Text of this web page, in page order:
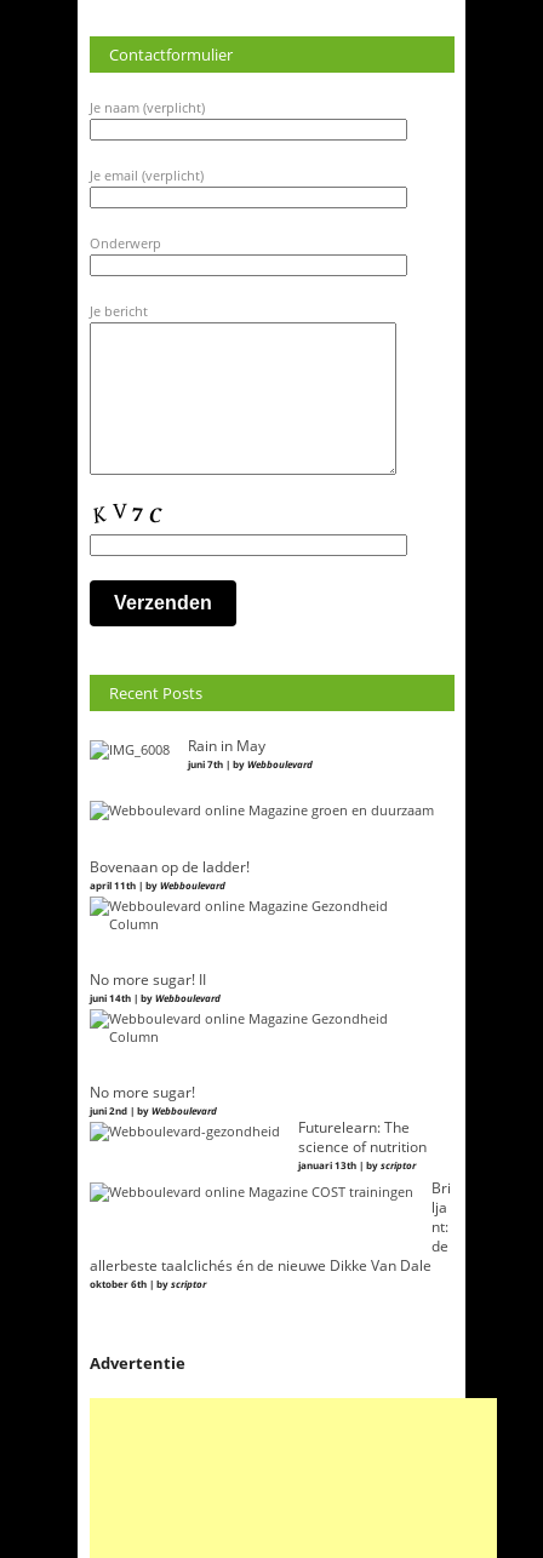
Contactformulier
Je naam (verplicht)
Je email (verplicht)
Onderwerp
Je bericht
Recent Posts
Rain in May
juni 7th | byWebboulevard
Bovenaan op de ladder!
april 11th | byWebboulevard
No more sugar! II
juni 14th | byWebboulevard
No more sugar!
juni 2nd | byWebboulevard
Futurelearn: The
science of nutrition
januari 13th | byscriptor
Bri
lja
nt:
de
allerbeste taalclichés én de nieuwe Dikke Van Dale
oktober 6th | byscriptor
Advertentie